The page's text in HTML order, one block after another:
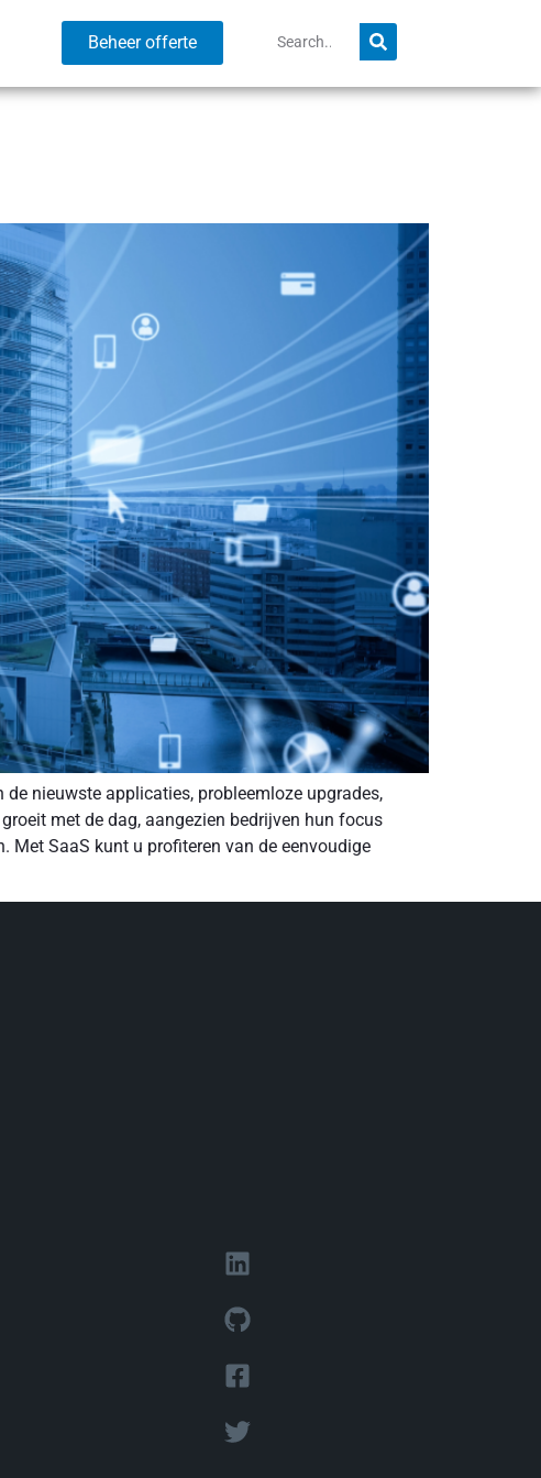
Beheer offerte
nieuwste applicaties, probleemloze upgrades,
met de dag, aangezien bedrijven hun focus
Met SaaS kunt u profiteren van de eenvoudige